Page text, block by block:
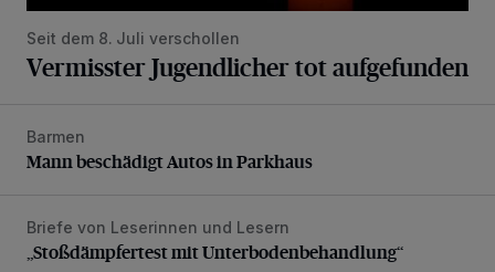
Seit dem 8. Juli verschollen
Vermisster Jugendlicher tot aufgefunden
Mann beschädigt Autos in Parkhaus
Barmen
Mann beschädigt Autos in Parkhaus
„Stoßdämpfertest mit Unterbodenbehandlung“
Briefe von Leserinnen und Lesern
„Stoßdämpfertest mit Unterbodenbehandlung“